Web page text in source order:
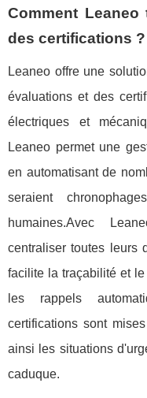
Comment
des certifications ?
Leaneo offre une
évaluations et des
électriques et
Leaneo permet une
en automatisant de
seraient
humaines.Avec
centraliser toutes leurs
facilite la traçabilité et
les rappels
certifications sont
ainsi les situations
caduque.